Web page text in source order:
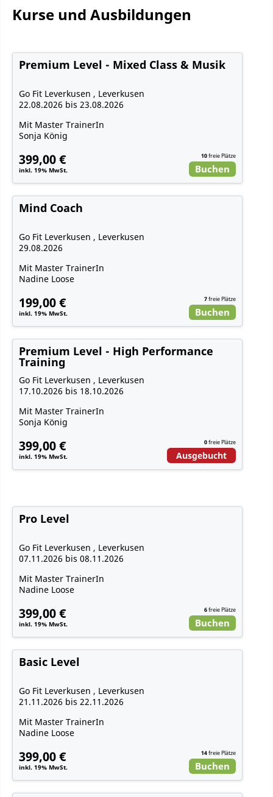
Kurse und Ausbildungen
Premium Level - Mixed Class & Musik
Go Fit Leverkusen , Leverkusen
22.08.2026 bis 23.08.2026
Mit Master TrainerIn
Sonja König
399,00 €
inkl. 19% MwSt.
10freie Plätze
Buchen
Mind Coach
Go Fit Leverkusen , Leverkusen
29.08.2026
Mit Master TrainerIn
Nadine Loose
199,00 €
inkl. 19% MwSt.
7freie Plätze
Buchen
Premium Level - High Performance
Training
Go Fit Leverkusen , Leverkusen
17.10.2026 bis 18.10.2026
Mit Master TrainerIn
Sonja König
399,00 €
inkl. 19% MwSt.
0freie Plätze
Ausgebucht
Pro Level
Go Fit Leverkusen , Leverkusen
07.11.2026 bis 08.11.2026
Mit Master TrainerIn
Nadine Loose
399,00 €
inkl. 19% MwSt.
6freie Plätze
Buchen
Basic Level
Go Fit Leverkusen , Leverkusen
21.11.2026 bis 22.11.2026
Mit Master TrainerIn
Nadine Loose
399,00 €
inkl. 19% MwSt.
14freie Plätze
Buchen